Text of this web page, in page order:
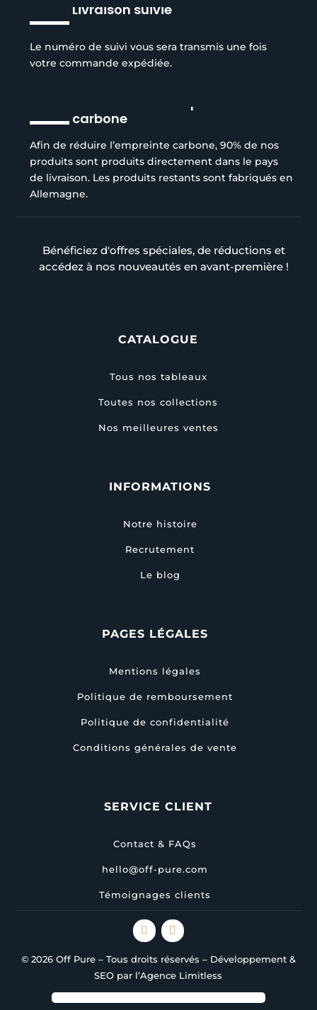
Livraison suivie
Le numéro de suivi vous sera transmis une fois
votre commande expédiée.
Réduction de l’empreinte
carbone
Afin de réduire l’empreinte carbone, 90% de nos
produits sont produits directement dans le pays
de livraison. Les produits restants sont fabriqués en
Allemagne.
Bénéficiez d'offres spéciales, de réductions et
accédez à nos nouveautés en avant-première !
CATALOGUE
Tous nos tableaux
Toutes nos collections
Nos meilleures ventes
INFORMATIONS
Notre histoire
Recrutement
Le blog
PAGES LÉGALES
Mentions légales
Politique de remboursement
Politique de confidentialité
Conditions générales de vente
SERVICE CLIENT
Contact & FAQs
hello@off-pure.com
Témoignages clients
© 2026 Off Pure – Tous droits réservés – Développement &
SEO par l’Agence Limitless